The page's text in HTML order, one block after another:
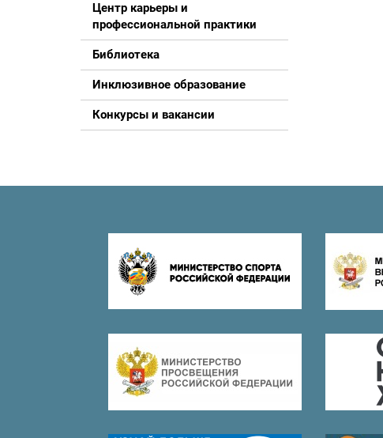
Центр карьеры и
профессиональной практики
Библиотека
Инклюзивное образование
Конкурсы и вакансии